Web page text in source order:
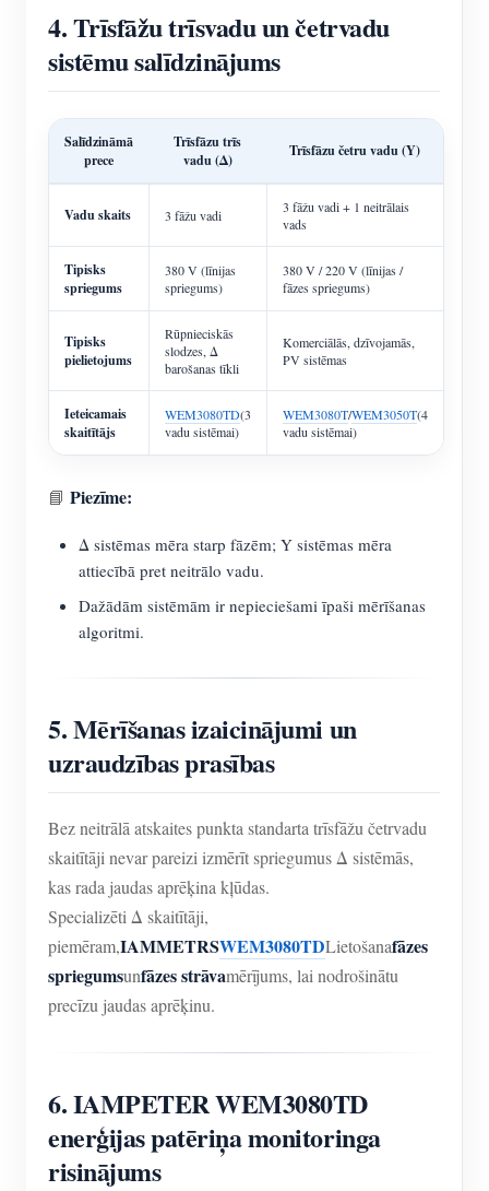
4. Trīsfāžu trīsvadu un četrvadu
sistēmu salīdzinājums
Salīdzināmā
prece
Trīsfāzu trīs
vadu (Δ)
Trīsfāzu četru vadu (Y)
Vadu skaits 3 fāžu vadi
3 fāžu vadi + 1 neitrālais
vads
Tipisks
spriegums
380 V (līnijas
spriegums)
380 V / 220 V (līnijas /
fāzes spriegums)
Tipisks
pielietojums
Rūpnieciskās
slodzes, Δ
barošanas tīkli
Komerciālās, dzīvojamās,
PV sistēmas
Ieteicamais
skaitītājs
WEM3080TD(3
vadu sistēmai)
WEM3080T/WEM3050T(4
vadu sistēmai)
📘 Piezīme:
Δ sistēmas mēra starp fāzēm; Y sistēmas mēra
attiecībā pret neitrālo vadu.
Dažādām sistēmām ir nepieciešami īpaši mērīšanas
algoritmi.
5. Mērīšanas izaicinājumi un
uzraudzības prasības
Bez neitrālā atskaites punkta standarta trīsfāžu četrvadu
skaitītāji nevar pareizi izmērīt spriegumus Δ sistēmās,
kas rada jaudas aprēķina kļūdas.
Specializēti Δ skaitītāji,
piemēram,IAMMETRSWEM3080TDLietošanafāzes
spriegumsunfāzes strāvamērījums, lai nodrošinātu
precīzu jaudas aprēķinu.
6. IAMPETER WEM3080TD
enerģijas patēriņa monitoringa
risinājums